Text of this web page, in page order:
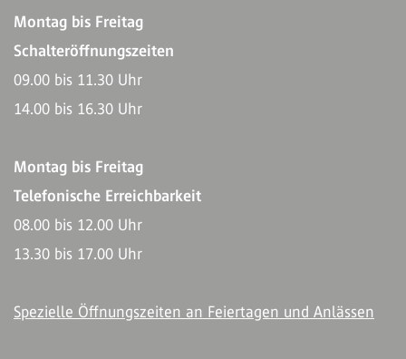
Montag bis Freitag
Schalteröffnungszeiten
09.00 bis 11.30 Uhr
14.00 bis 16.30 Uhr
Montag bis Freitag
Telefonische Erreichbarkeit
08.00 bis 12.00 Uhr
13.30 bis 17.00 Uhr
Spezielle Öffnungszeiten an Feiertagen und Anlässen